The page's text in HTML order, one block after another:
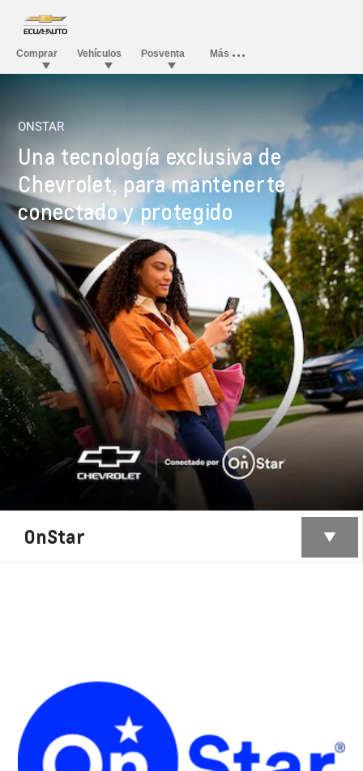
ONSTAR
Una tecnología exclusiva de
Chevrolet, para mantenerte
conectado y protegido
OnStar